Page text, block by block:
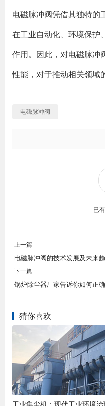
电磁脉冲阀凭借其独特的
在工业自动化、环境保护
作用。因此，对电磁脉冲
性能，对于推动相关领域
电磁脉冲阀
已有
上一篇
电磁脉冲阀的技术发展及未来
下一篇
锅炉除尘器厂家告诉你如何正
猜你喜欢
工业集尘机：现代工业环境